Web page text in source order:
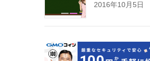
2016年10月5日